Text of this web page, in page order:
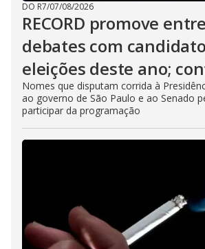
DO R7/07/08/2026
RECORD promove
debates com
eleições deste ano;
Nomes que disputam corrida à
ao governo de São Paulo e ao Senado
participar da programação